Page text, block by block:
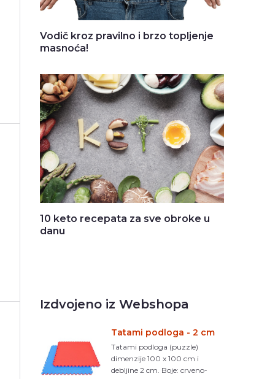
Vodič kroz pravilno i brzo topljenje
masnoća!
10 keto recepata za sve obroke u
danu
Izdvojeno iz Webshopa
Tatami podloga - 2 cm
Tatami podloga (puzzle)
dimenzije 100 x 100 cm i
debljine 2 cm. Boje: crveno-